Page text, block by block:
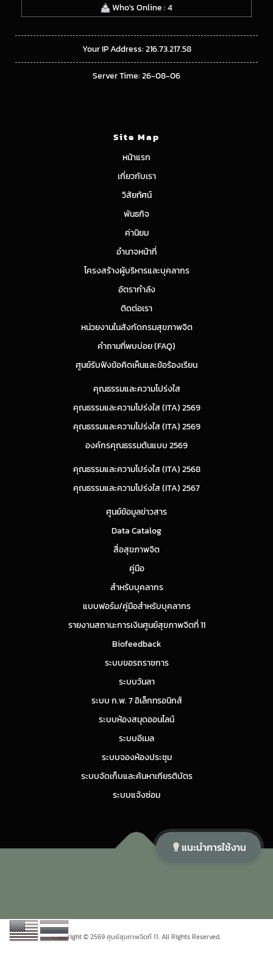
Who's Online : 4
Your IP Address: 216.73.217.58
Server Time: 26-08-06
Site Map
หน้าแรก
เกี่ยวกับเรา
วิสัยทัศน์
พันธกิจ
ค่านิยม
อำนาจหน้าที่
โครงสร้างผู้บริหารและบุคลากร
อัตรากำลัง
ติดต่อเรา
หน่วยงานในสังกัดกรมสุขภาพจิต
คำถามที่พบบ่อย (FAQ)
ศูนย์รับฟังข้อคิดเห็นและข้อร้องเรียน
คุณธรรมและความโปร่งใส
คุณธรรมและความโปร่งใส (ITA) 2569
คุณธรรมและความโปร่งใส (ITA) 2569
องค์กรคุณธรรมต้นแบบ 2569
คุณธรรมและความโปร่งใส (ITA) 2568
คุณธรรมและความโปร่งใส (ITA) 2567
ศูนย์ข้อมูลข่าวสาร
Data Catalog
สื่อสุขภาพจิต
คู่มือ
สำหรับบุคลากร
แบบฟอร์ม/คู่มือสำหรับบุคลากร
รายงานสถานะการเงินศูนย์สุขภาพจิตที่ 11
Biofeedback
ระบบขอรถราชการ
ระบบวันลา
ระบบ ก.พ. 7 อิเล็กทรอนิกส์
ระบบห้องสมุดออนไลน์
ระบบอีเมล
ระบบจองห้องประชุม
ระบบจัดเก็บและค้นหาเกียรติบัตร
ระบบแจ้งซ่อม
Copyright © 2569 ศูนย์สุขภาพจิตที่ 11. All Rights Reserved.
แนะนำการใช้งาน